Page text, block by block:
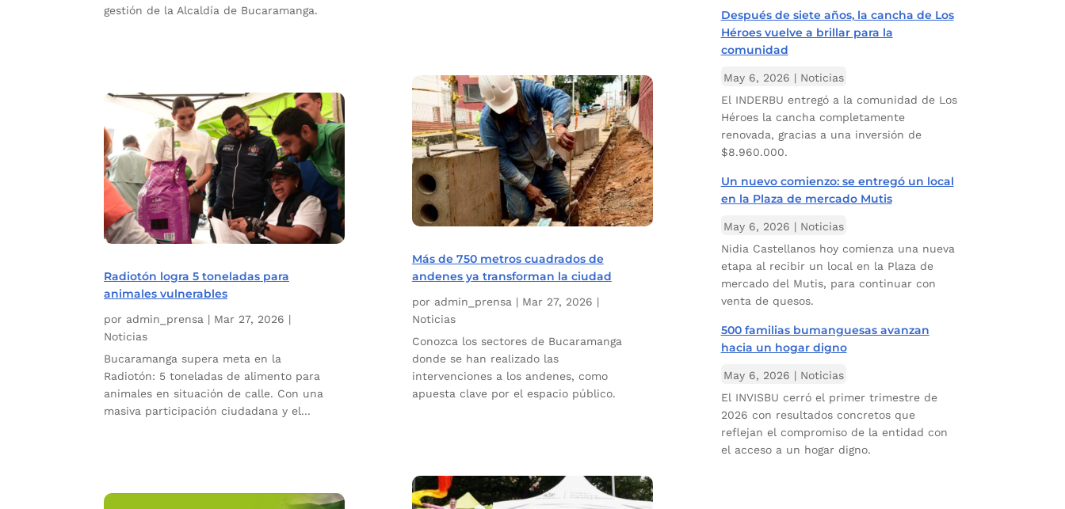
gestión de la Alcaldía de Bucaramanga.
Radiotón logra 5 toneladas para
animales vulnerables
por admin_prensa | Mar 27, 2026 |
Noticias
Bucaramanga supera meta en la
Radiotón: 5 toneladas de alimento para
animales en situación de calle. Con una
masiva participación ciudadana y el...
Más de 750 metros cuadrados de
andenes ya transforman la ciudad
por admin_prensa | Mar 27, 2026 |
Noticias
Conozca los sectores de Bucaramanga
donde se han realizado las
intervenciones a los andenes, como
apuesta clave por el espacio público.
Después de siete años, la cancha de Los
Héroes vuelve a brillar para la
comunidad
May 6, 2026 | Noticias
El INDERBU entregó a la comunidad de Los
Héroes la cancha completamente
renovada, gracias a una inversión de
$8.960.000.
Un nuevo comienzo: se entregó un local
en la Plaza de mercado Mutis
May 6, 2026 | Noticias
Nidia Castellanos hoy comienza una nueva
etapa al recibir un local en la Plaza de
mercado del Mutis, para continuar con
venta de quesos.
500 familias bumanguesas avanzan
hacia un hogar digno
May 6, 2026 | Noticias
El INVISBU cerró el primer trimestre de
2026 con resultados concretos que
reflejan el compromiso de la entidad con
el acceso a un hogar digno.